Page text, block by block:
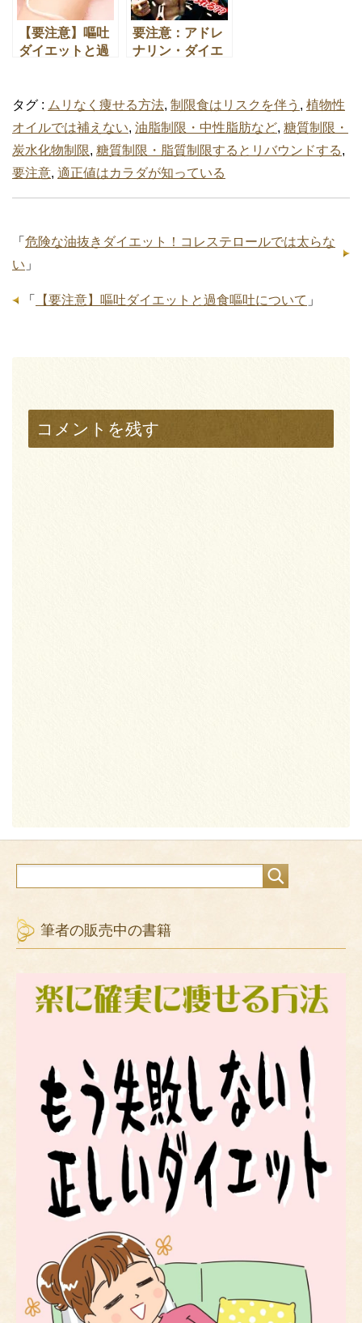
【要注意】嘔吐
ダイエットと過
要注意：アドレ
ナリン・ダイエ
タグ : ムリなく痩せる方法, 制限食はリスクを伴う , 植物性
オイルでは補えない, 油脂制限・中性脂肪など, 糖質制限・
炭水化物制限, 糖質制限・脂質制限するとリバウンドする,
要注意, 適正値はカラダが知っている
「 危険な油抜きダイエット！コレステロールでは太らな
い 」
「 【要注意】嘔吐ダイエットと過食嘔吐について 」
コメントを残す
筆者の販売中の書籍